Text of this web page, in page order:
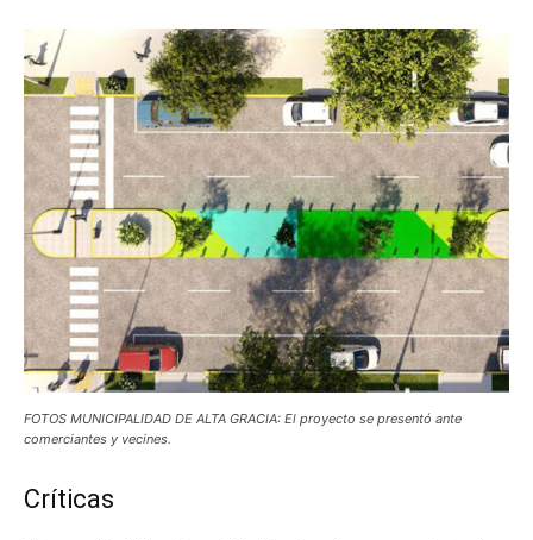
FOTOS MUNICIPALIDAD DE ALTA GRACIA: El proyecto se presentó ante
comerciantes y vecines.
Críticas